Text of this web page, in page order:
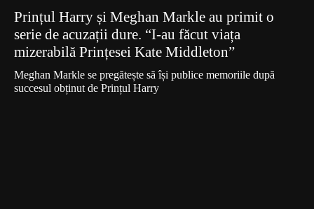
Prințul Harry și Meghan Markle au primit o
serie de acuzații dure. “I-au făcut viața
mizerabilă Prințesei Kate Middleton”
Meghan Markle se pregătește să își publice memoriile după
succesul obținut de Prințul Harry